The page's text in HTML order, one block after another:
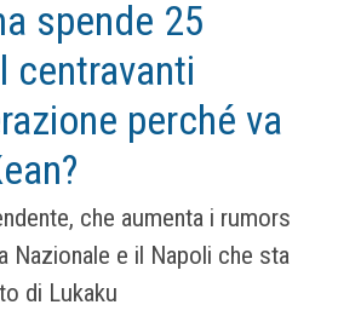
spende 25
centravanti
perché va
che aumenta i rumors
Nazionale e il Napoli che sta
di Lukaku